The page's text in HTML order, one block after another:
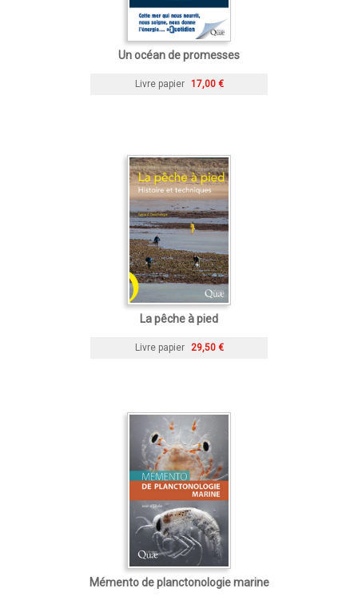
Un océan de promesses
Livre papier 17,00 €
La pêche à pied
Livre papier 29,50 €
Mémento de planctonologie marine